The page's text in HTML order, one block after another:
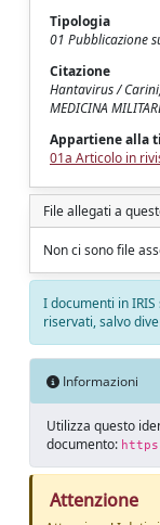
Tipologia
01 Pubblicazione
Citazione
Hantavirus /
MEDICINA
Appartiene alla
01a Articolo in
File allegati a
Non ci sono file
I documenti in
riservati, salvo
Informazioni
Utilizza questo
documento:
Attenzione